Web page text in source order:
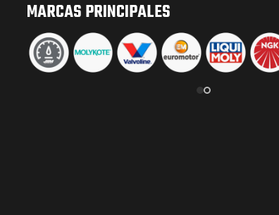
MARCAS PRINCIPALES